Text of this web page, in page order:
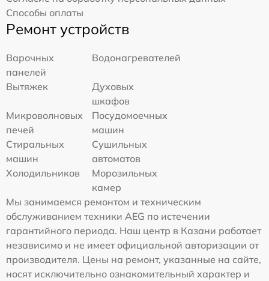
Способы оплаты
Ремонт устройств
Варочных
панелей
Водонагревателей
Вытяжек
Духовых
шкафов
Микроволновых
печей
Посудомоечных
машин
Стиральных
машин
Сушильных
автоматов
Холодильников
Морозильных
камер
Мы занимаемся ремонтом и техническим
обслуживанием техники AEG по истечении
гарантийного периода. Наш центр в Казани работает
независимо и не имеет официальной авторизации от
производителя. Цены на ремонт, указанные на сайте,
носят исключительно ознакомительный характер и